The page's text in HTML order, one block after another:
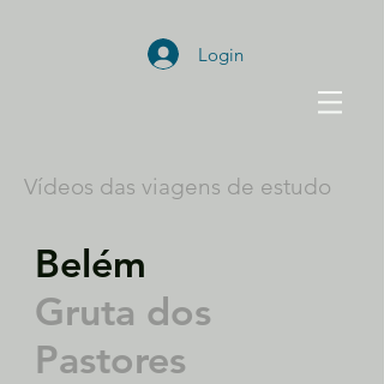
Login
Vídeos das viagens de estudo
Belém
Gruta dos
Pastores